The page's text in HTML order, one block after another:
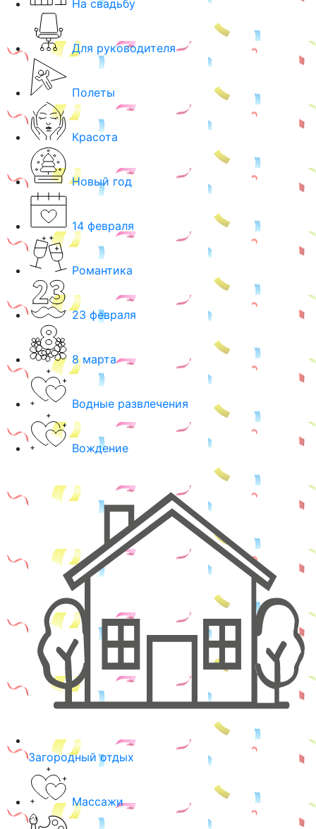
На свадьбу
Для руководителя
Полеты
Красота
Новый год
14 февраля
Романтика
23 февраля
8 марта
Водные развлечения
Вождение
Загородный отдых
Массажи